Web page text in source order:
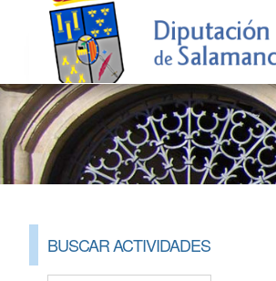
BUSCAR ACTIVIDADES